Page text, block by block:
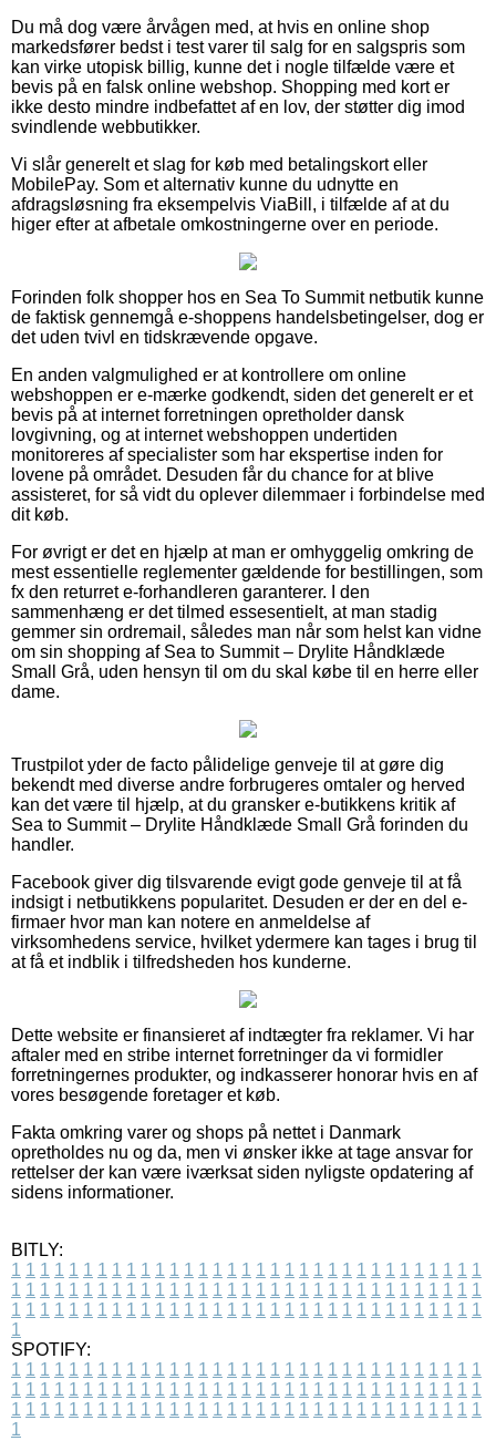
Du må dog være årvågen med, at hvis en online shop
markedsfører bedst i test varer til salg for en salgspris som
kan virke utopisk billig, kunne det i nogle tilfælde være et
bevis på en falsk online webshop. Shopping med kort er
ikke desto mindre indbefattet af en lov, der støtter dig imod
svindlende webbutikker.
Vi slår generelt et slag for køb med betalingskort eller
MobilePay. Som et alternativ kunne du udnytte en
afdragsløsning fra eksempelvis ViaBill, i tilfælde af at du
higer efter at afbetale omkostningerne over en periode.
Forinden folk shopper hos en Sea To Summit netbutik kunne
de faktisk gennemgå e-shoppens handelsbetingelser, dog er
det uden tvivl en tidskrævende opgave.
En anden valgmulighed er at kontrollere om online
webshoppen er e-mærke godkendt, siden det generelt er et
bevis på at internet forretningen opretholder dansk
lovgivning, og at internet webshoppen undertiden
monitoreres af specialister som har ekspertise inden for
lovene på området. Desuden får du chance for at blive
assisteret, for så vidt du oplever dilemmaer i forbindelse med
dit køb.
For øvrigt er det en hjælp at man er omhyggelig omkring de
mest essentielle reglementer gældende for bestillingen, som
fx den returret e-forhandleren garanterer. I den
sammenhæng er det tilmed essesentielt, at man stadig
gemmer sin ordremail, således man når som helst kan vidne
om sin shopping af Sea to Summit – Drylite Håndklæde
Small Grå, uden hensyn til om du skal købe til en herre eller
dame.
Trustpilot yder de facto pålidelige genveje til at gøre dig
bekendt med diverse andre forbrugeres omtaler og herved
kan det være til hjælp, at du gransker e-butikkens kritik af
Sea to Summit – Drylite Håndklæde Small Grå forinden du
handler.
Facebook giver dig tilsvarende evigt gode genveje til at få
indsigt i netbutikkens popularitet. Desuden er der en del e-
firmaer hvor man kan notere en anmeldelse af
virksomhedens service, hvilket ydermere kan tages i brug til
at få et indblik i tilfredsheden hos kunderne.
Dette website er finansieret af indtægter fra reklamer. Vi har
aftaler med en stribe internet forretninger da vi formidler
forretningernes produkter, og indkasserer honorar hvis en af
vores besøgende foretager et køb.
Fakta omkring varer og shops på nettet i Danmark
opretholdes nu og da, men vi ønsker ikke at tage ansvar for
rettelser der kan være iværksat siden nyligste opdatering af
sidens informationer.
BITLY:
1 1 1 1 1 1 1 1 1 1 1 1 1 1 1 1 1 1 1 1 1 1 1 1 1 1 1 1 1 1 1 1 1
1 1 1 1 1 1 1 1 1 1 1 1 1 1 1 1 1 1 1 1 1 1 1 1 1 1 1 1 1 1 1 1 1
1 1 1 1 1 1 1 1 1 1 1 1 1 1 1 1 1 1 1 1 1 1 1 1 1 1 1 1 1 1 1 1 1
1
SPOTIFY:
1 1 1 1 1 1 1 1 1 1 1 1 1 1 1 1 1 1 1 1 1 1 1 1 1 1 1 1 1 1 1 1 1
1 1 1 1 1 1 1 1 1 1 1 1 1 1 1 1 1 1 1 1 1 1 1 1 1 1 1 1 1 1 1 1 1
1 1 1 1 1 1 1 1 1 1 1 1 1 1 1 1 1 1 1 1 1 1 1 1 1 1 1 1 1 1 1 1 1
1